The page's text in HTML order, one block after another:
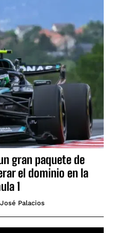
gran paquete de
el dominio en la
1
Palacios